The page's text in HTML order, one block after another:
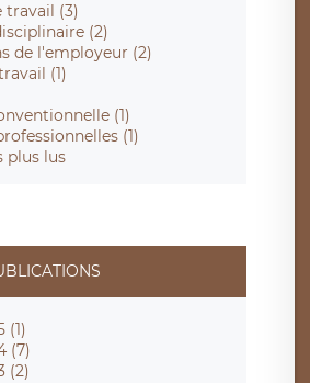
travail (3)
(2)
de l'employeur (2)
(1)
(1)
(1)
plus lus
(1)
(7)
(2)